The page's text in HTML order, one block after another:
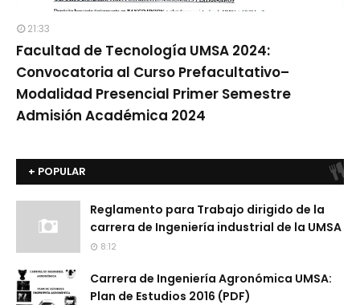
21:33
Facultad de Tecnología UMSA 2024:
Convocatoria al Curso Prefacultativo–
Modalidad Presencial Primer Semestre
Admisión Académica 2024
+ POPULAR
Reglamento para Trabajo dirigido de la
carrera de Ingeniería industrial de la UMSA
8:12
Carrera de Ingeniería Agronómica UMSA:
Plan de Estudios 2016 (PDF)